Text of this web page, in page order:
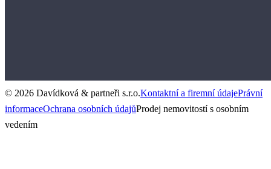
© 2026 Davídková & partneři s.r.o.Kontaktní a firemní údajePrávní
informaceOchrana osobních údajůProdej nemovitostí s osobním
vedením